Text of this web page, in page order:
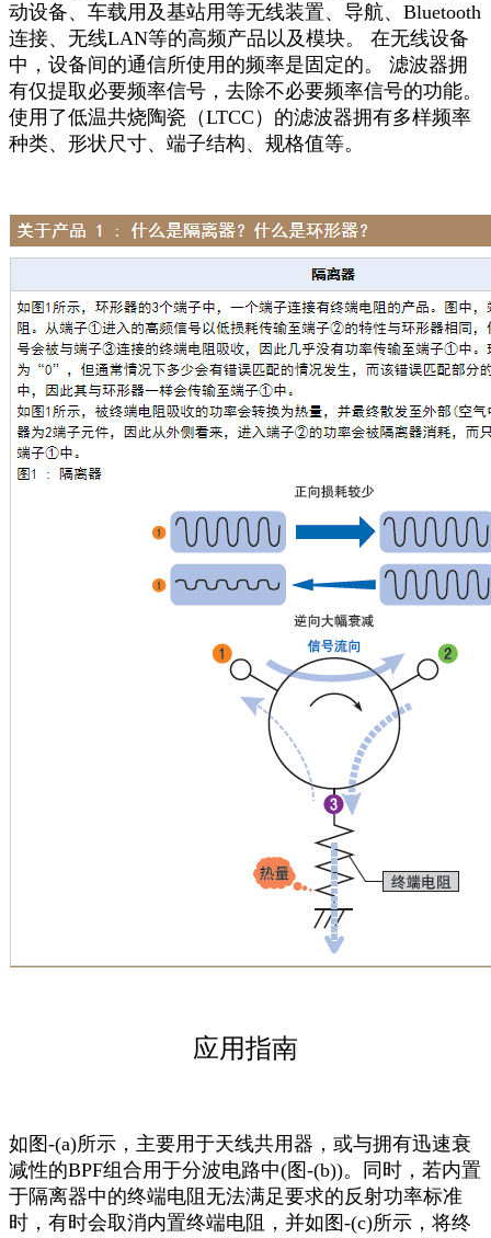
动设备、车载用及基站用等无线装置、导航、Bluetooth
连接、无线LAN等的高频产品以及模块。 在无线设备
中，设备间的通信所使用的频率是固定的。 滤波器拥
有仅提取必要频率信号，去除不必要频率信号的功能。
使用了低温共烧陶瓷（LTCC）的滤波器拥有多样频率
种类、形状尺寸、端子结构、规格值等。
应用指南
如图-(a)所示，主要用于天线共用器，或与拥有迅速衰
减性的BPF组合用于分波电路中(图-(b))。同时，若内置
于隔离器中的终端电阻无法满足要求的反射功率标准
时，有时会取消内置终端电阻，并如图-(c)所示，将终